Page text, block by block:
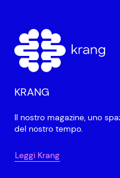
KRANG
Il nostro magazine, uno
del nostro tempo.
Leggi Krang